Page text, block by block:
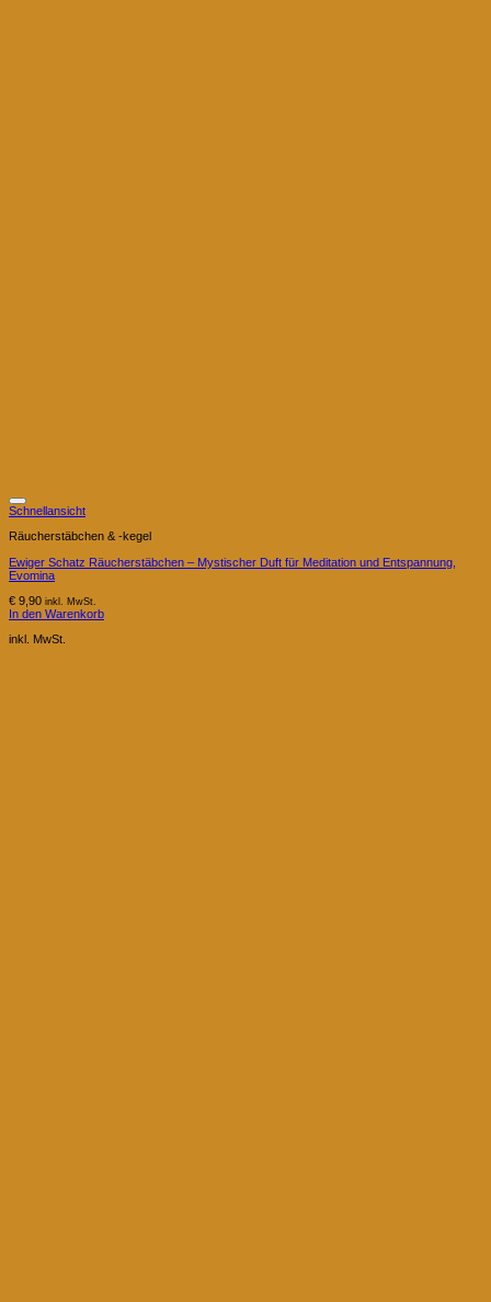
Schnellansicht
Räucherstäbchen & -kegel
Ewiger Schatz Räucherstäbchen – Mystischer Duft für Meditation und Entspannung,
Evomina
€ 9,90 inkl. MwSt.
In den Warenkorb
inkl. MwSt.